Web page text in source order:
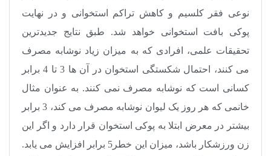
نوعی فقر کلسیم و کاهش تراکم استخوانی و در نهایت
پوکی بافت استخوانی خواهد شد. طبق نتایج جدیدترین
تحقیقات علمی، افرادی که به میزان زیاد نوشابه مصرف
می کنند، احتمال شکستگی استخوان در آن ها 3 تا 4 برابر
کسانی است که نوشابه مصرف نمی کنند. به عنوان مثال
خانمی که هر روز یک لیوان نوشابه مصرف می کند، 3 برابر
بیشتر در معرض ابتلا به پوکی استخوان قرار دارد و اگر این
زن ورزشکار باشد، میزان این خطر5 برابر افزایش می یابد.